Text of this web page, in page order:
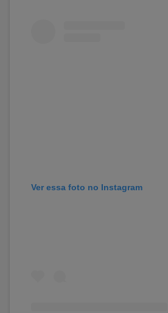
Ver essa foto no Instagram